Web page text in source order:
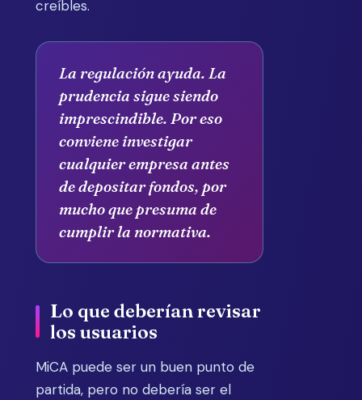
creíbles.
La regulación ayuda. La
prudencia sigue siendo
imprescindible. Por eso
conviene investigar
cualquier empresa antes
de depositar fondos, por
mucho que presuma de
cumplir la normativa.
Lo que deberían revisar
los usuarios
MiCA puede ser un buen punto de
partida, pero no debería ser el